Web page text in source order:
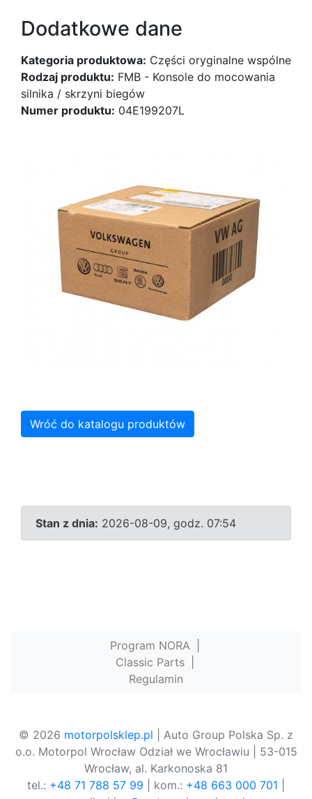
Dodatkowe dane
Kategoria produktowa: Części oryginalne wspólne
Rodzaj produktu: FMB - Konsole do mocowania
silnika / skrzyni biegów
Numer produktu: 04E199207L
Wróć do katalogu produktów
Stan z dnia: 2026-08-09, godz. 07:54
Program NORA
Classic Parts
Regulamin
© 2026 motorpolsklep.pl | Auto Group Polska Sp. z
o.o. Motorpol Wrocław Odział we Wrocławiu | 53-015
Wrocław, al. Karkonoska 81
tel.: +48 71 788 57 99 | kom.: +48 663 000 701